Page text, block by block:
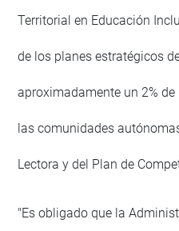
Territorial en Educación
de los planes estratégicos
aproximadamente un 2%
las comunidades
Lectora y del Plan de
"Es obligado que la